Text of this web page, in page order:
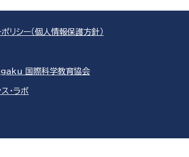
リシー（個人情報保護方針）
国際科学教育協会
ス・ラボ